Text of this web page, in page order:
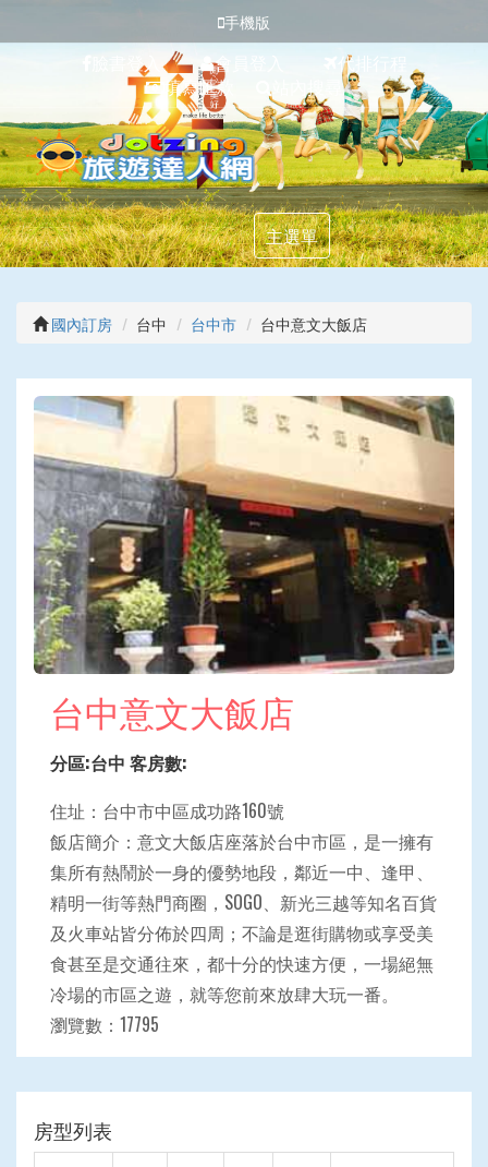
手機版
臉書登入 會員登入
代排行程
填寫匯款
主選單
國內訂房 台中 台中市 台中意文大飯店
台中意文大飯店
分區:台中 客房數:
住址：台中市中區成功路160號
飯店簡介：意文大飯店座落於台中市區，是一擁有
集所有熱鬧於一身的優勢地段，鄰近一中、逢甲、
精明一街等熱門商圈，SOGO、新光三越等知名百貨
及火車站皆分佈於四周；不論是逛街購物或享受美
食甚至是交通往來，都十分的快速方便，一場絕無
冷場的市區之遊，就等您前來放肆大玩一番。
瀏覽數：17795
房型列表